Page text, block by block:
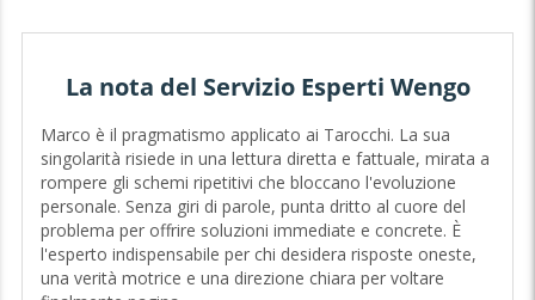
La nota del Servizio Esperti Wengo
Marco è il pragmatismo applicato ai Tarocchi. La sua
singolarità risiede in una lettura diretta e fattuale, mirata a
rompere gli schemi ripetitivi che bloccano l'evoluzione
personale. Senza giri di parole, punta dritto al cuore del
problema per offrire soluzioni immediate e concrete. È
l'esperto indispensabile per chi desidera risposte oneste,
una verità motrice e una direzione chiara per voltare